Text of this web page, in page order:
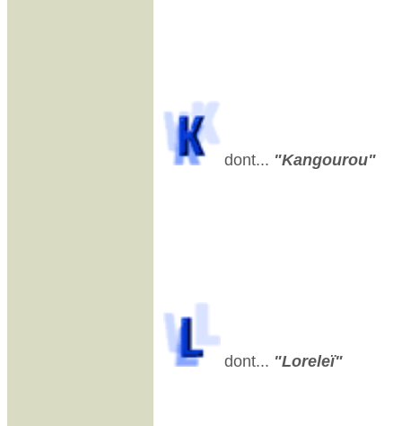
dont... "Kangourou"
dont... "Loreleï"